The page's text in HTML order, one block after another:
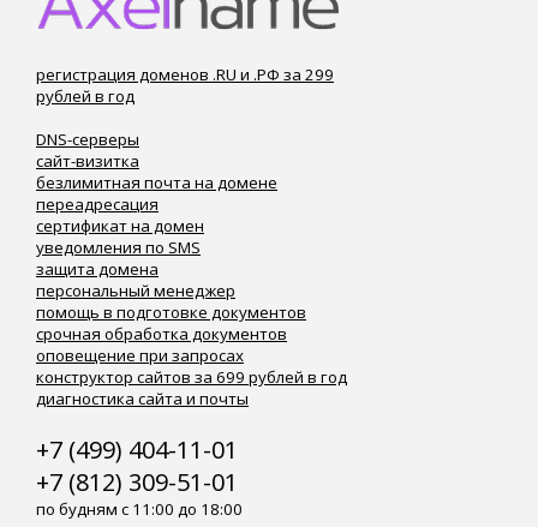
регистрация доменов .RU и .РФ за 299
рублей в год
DNS-серверы
сайт-визитка
безлимитная почта на домене
переадресация
сертификат на домен
уведомления по SMS
защита домена
персональный менеджер
помощь в подготовке документов
срочная обработка документов
оповещение при запросах
конструктор сайтов за 699 рублей в год
диагностика сайта и почты
+7 (499) 404-11-01
+7 (812) 309-51-01
по будням с 11:00 до 18:00